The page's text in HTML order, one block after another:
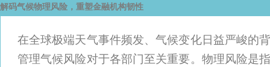
解码气候物理风险，重塑金融机构韧性
在全球极端天气事件频发、气候变化日益严峻的
管理气候风险对于各部门至关重要。物理风险是